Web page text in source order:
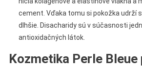
cement. Vďaka tomu si pokožka udrží
dlhšie. Disacharidy sú v súčasnosti
antioxidačných látok.
Kozmetika Perle